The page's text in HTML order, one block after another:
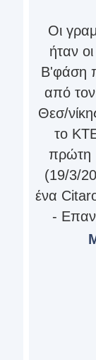
Οι
ήταν
Β'φάση
από
Θεσ/
το
πρώτη
(19/3/
ένα
-